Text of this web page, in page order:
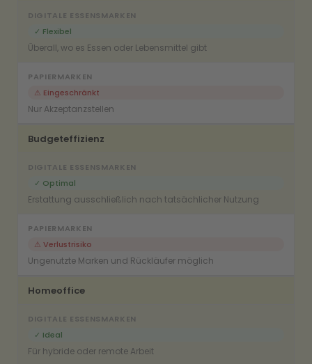
✓ Flexibel
Überall, wo es Essen oder Lebensmittel gibt
⚠ Eingeschränkt
Nur Akzeptanzstellen
Budgeteffizienz
✓ Optimal
Erstattung ausschließlich nach tatsächlicher Nutzung
⚠ Verlustrisiko
Ungenutzte Marken und Rückläufer möglich
Homeoffice
✓ Ideal
Für hybride oder remote Arbeit